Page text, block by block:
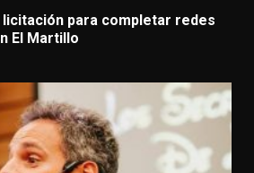
licitación para completar redes
El Martillo